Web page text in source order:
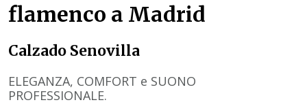
flamenco a Madrid
Calzado Senovilla
ELEGANZA, COMFORT e SUONO
PROFESSIONALE.